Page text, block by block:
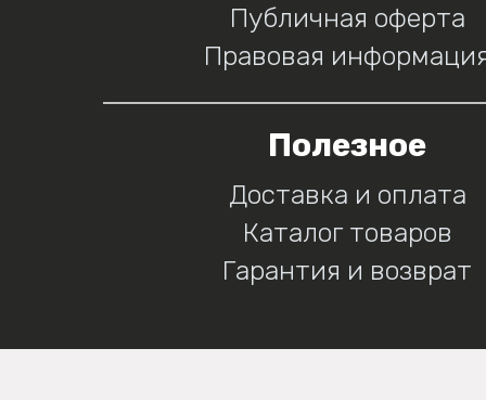
Публичная оферта
Правовая
Полезное
Доставка и оплата
Каталог товаров
Гарантия и возврат